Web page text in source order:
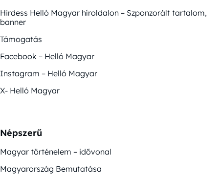
Hirdess Helló Magyar híroldalon – Szponzorált tartalom,
banner
Támogatás
Facebook – Helló Magyar
Instagram – Helló Magyar
X- Helló Magyar
Népszerű
Magyar történelem – idővonal
Magyarország Bemutatása